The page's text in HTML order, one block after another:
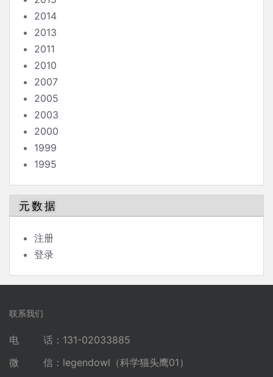
2014
2013
2011
2010
2007
2005
2003
2000
1999
1995
元数据
注册
登录
联系我们
电 话：131-02033885
微 信：legendowl（科学猫头鹰01）